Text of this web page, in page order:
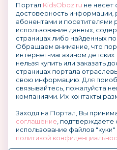
Портал KidsOboz.ru не несет
достоверность
абонентами и посетителями
использование данных,
страницах либо найденных
Обращаем внимание, что
интернет-магазином
нельзя купить или заказать
страницах портала
свою информацию. Для
связывайтесь, пожалуйста
компаниями. Их контакты
Заходя на Портал, Вы
соглашение , подтверждаете
использование файлов
политикой